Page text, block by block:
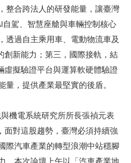
整合跨法人的研發能量，讓臺灣
自駕、智慧座艙與車輛控制核心
透過自主乘用車、電動物流車及
創新能力；第三，國際接軌，結
虛擬驗證平台與運算軟硬體驗證
量，提供產業最堅實的後盾。
機電系統研究所所長張禎元表
面對這股趨勢，臺灣必須持續強
際汽車產業的轉型浪潮中站穩腳